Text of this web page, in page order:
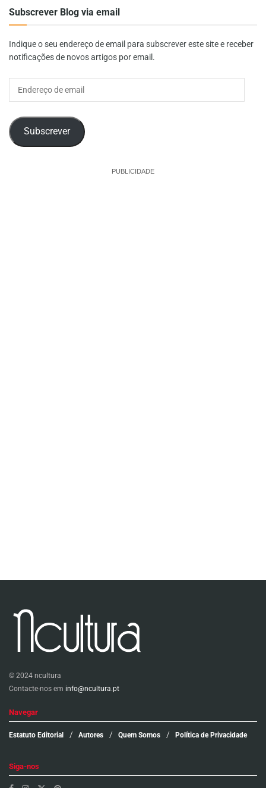
Subscrever Blog via email
Indique o seu endereço de email para subscrever este site e receber
notificações de novos artigos por email.
Subscrever
PUBLICIDADE
© 2024 ncultura
Contacte-nos em info@ncultura.pt
Navegar
Estatuto Editorial Autores Quem Somos Política de Privacidade
Siga-nos